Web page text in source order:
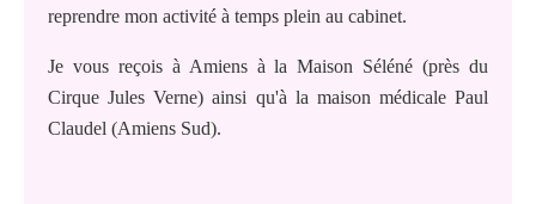
reprendre mon activité à temps plein au cabinet.
Je vous reçois à Amiens à la Maison Séléné (près du
Cirque Jules Verne) ainsi qu'à la maison médicale Paul
Claudel (Amiens Sud).